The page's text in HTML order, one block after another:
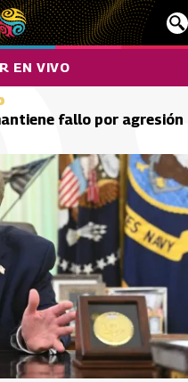
EN VIVO
fallo por agresión